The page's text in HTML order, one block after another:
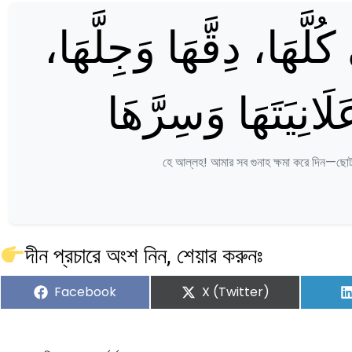
دِقَّهَا وَجِلَّهَا،
وَسِرَّهَا
হে আল্লহ! আমার সব গুনাহ ক্ষমা করে
দীন প্রচারে অংশ নিন, শেয়ার করুনঃ
Share
Facebook Share
on
X (Twitter)